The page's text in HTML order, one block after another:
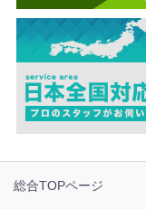
ッ総合TOPページ